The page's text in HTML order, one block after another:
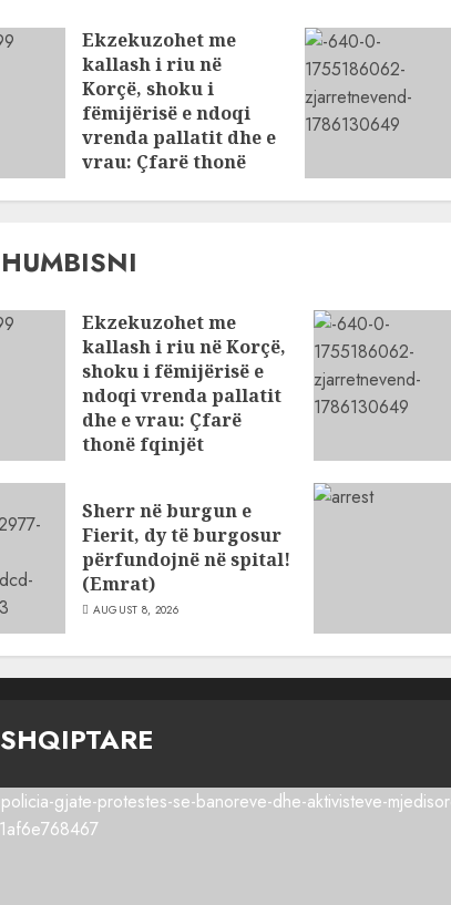
Ekzekuzohet me
kallash i riu në
Korçë, shoku i
fëmijërisë e ndoqi
vrenda pallatit dhe e
vrau: Çfarë thonë
Ekzekuzohet me
kallash i riu në Korçë,
shoku i fëmijërisë e
ndoqi vrenda pallatit
dhe e vrau: Çfarë
thonë fqinjët
Sherr në burgun e
Fierit, dy të burgosur
përfundojnë në spital!
(Emrat)
AUGUST 8, 2026